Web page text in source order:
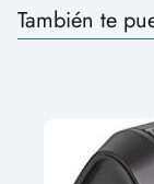
También te